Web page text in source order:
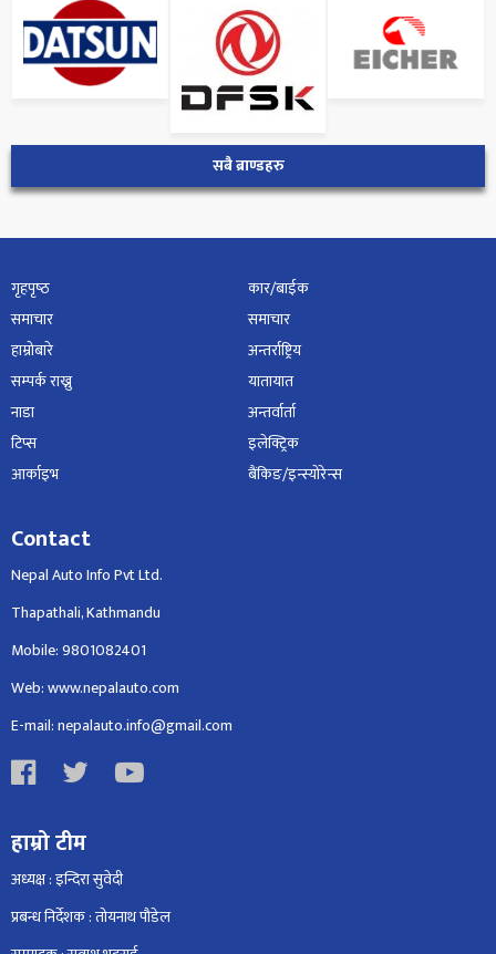
सबै ब्राण्डहरु
गृहपृष्‍ठ
समाचार
हाम्रोबारे
सम्पर्क राख्नु
नाडा
टिप्स
आर्काइभ
कार/बाईक
समाचार
अन्तर्राष्ट्रिय
यातायात
अन्तर्वार्ता
इलेक्ट्रिक
बैंकिङ/इन्स्योरेन्स
Contact
Nepal Auto Info Pvt Ltd.
Thapathali, Kathmandu
Mobile: 9801082401
Web: www.nepalauto.com
E-mail: nepalauto.info@gmail.com
हाम्रो टीम
अध्यक्ष : इन्दिरा सुवेदी
प्रबन्ध निर्देशक : तोयनाथ पौडेल